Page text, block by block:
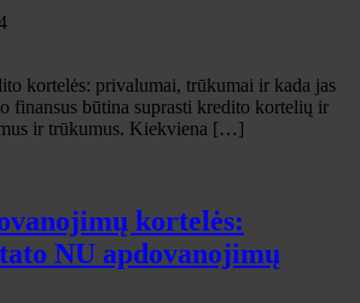
kortelės: privalumai, trūkumai ir kada jas
finansus būtina suprasti kredito kortelių ir
ir trūkumus. Kiekviena […]
kortelės:
NU apdovanojimų